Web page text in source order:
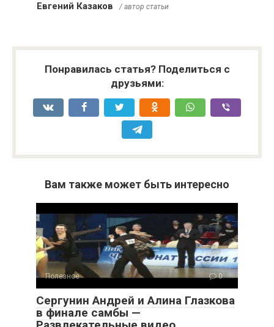
Евгений Казаков / автор статьи
Понравилась статья? Поделиться с
друзьями:
Вам также может быть интересно
Полезное 0
Сергунин Андрей и Алина Глазкова
в финале самбы —